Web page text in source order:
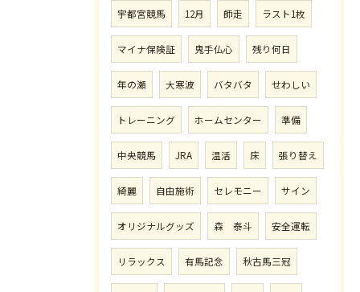
宇都宮競馬 12月 師走 ラスト1枚
マイナ保険証 鬼手仏心 残り何日
年の瀬 大寒波 バタバタ せわしい
トレーニング ホームセンター 準備
中央競馬 JRA 温活 床 張り替え
綺麗 自由施術 セレモニー サイン
オリジナルグッズ 森 泰斗 安全運転
リラックス 有馬記念 秋古馬三冠